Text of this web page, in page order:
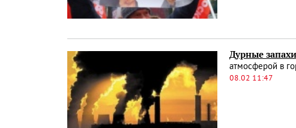
Дурные
атмосферой в
08.02 11:47